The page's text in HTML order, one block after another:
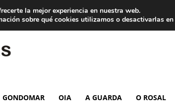
GONDOMAR OIA A GUARDA O ROSAL
la mejor experiencia en nuestra web.
sobre qué cookies utilizamos o desactivarlas en